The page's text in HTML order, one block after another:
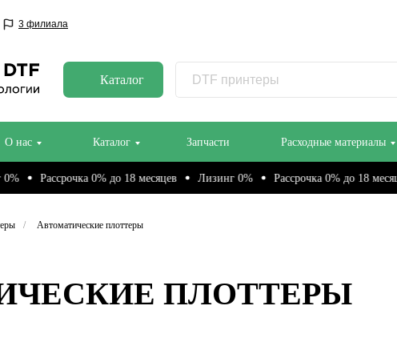
3 филиала
Каталог
О нас Каталог Запчасти Расходные материалы
Рассрочка 0% до 18 месяцев Лизинг 0% Рассрочка 0% до 18 месяцев
/ Автоматические плоттеры
ПЛОТТЕРЫ